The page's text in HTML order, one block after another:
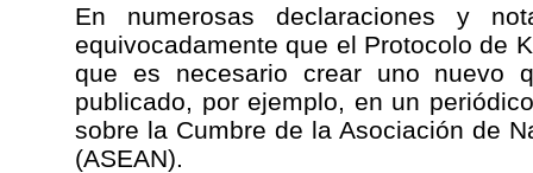
En numerosas declaraciones y
equivocadamente que el Protocolo de
que es necesario crear uno nuevo
publicado, por ejemplo, en un
sobre la Cumbre de la Asociación de
(ASEAN).